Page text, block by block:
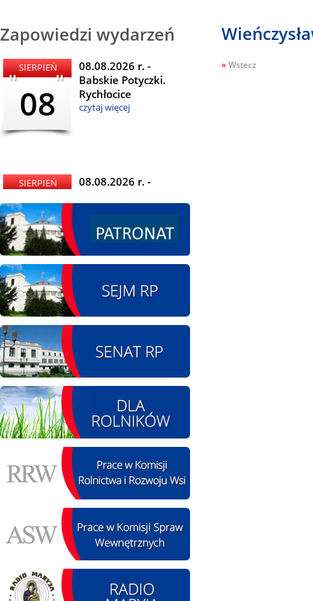
Zapowiedzi wydarzeń
SIERPIEŃ
08
08.08.2026 r. -
Babskie Potyczki.
Rychłocice
czytaj więcej
SIERPIEŃ
08
08.08.2026 r. -
SIERPIEŃ
08
08.08.2026 r. - Piknik
integracyjny. Krępa
60 u Sołtysa
SIERPIEŃ
09
09.08.2026 r. -
Jubileusz OSP. Żerniki
czytaj więcej
SIERPIEŃ
11
11.08.2026 r. -
Popisanie unowy z
firmą Boenig. Łódź
czytaj więcej
« Wstecz